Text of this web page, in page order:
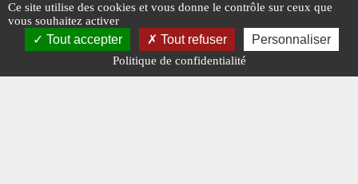
Ce site utilise des cookies et vous donne le contrôle sur ceux que
vous souhaitez activer
Tout accepter Tout refuser Personnaliser
Politique de confidentialité